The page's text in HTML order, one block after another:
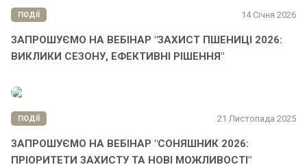
ПОДІЇ 14 Січня 2026
ЗАПРОШУЄМО НА ВЕБІНАР "ЗАХИСТ ПШЕНИЦІ 2026:
ВИКЛИКИ СЕЗОНУ, ЕФЕКТИВНІ РІШЕННЯ"
ПОДІЇ 21 Листопада 2025
ЗАПРОШУЄМО НА ВЕБІНАР "СОНЯШНИК 2026:
ПРІОРИТЕТИ ЗАХИСТУ ТА НОВІ МОЖЛИВОСТІ"